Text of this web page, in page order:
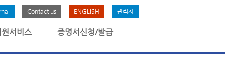
Contact us ENGLISH 관리자
서비스 증명서신청/발급